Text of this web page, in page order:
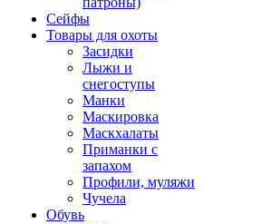
Сейфы
Товары для охоты
Засидки
Лыжи и
снегоступы
Манки
Маскировка
Маскхалаты
Приманки с
запахом
Профили, муляжи
Чучела
Обувь